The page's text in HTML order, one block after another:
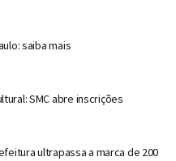
saiba mais
SMC abre inscrições
ultrapassa a marca de 200